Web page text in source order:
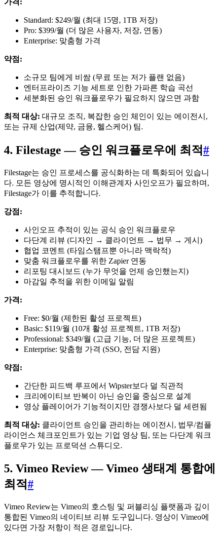
Standard: $249/월 (최대 15명, 1TB 저장)
Pro: $399/월 (더 많은 사용자, 저장, 연동)
Enterprise: 맞춤형 가격
약점:
소규모 팀에게 비쌈 (무료 또는 저가 플랜 없음)
엔터프라이즈 기능 세트로 인한 가파른 학습 곡선
세분화된 승인 워크플로우가 필요하지 않으면 과함
최적 대상: 대규모 조직, 복잡한 승인 체인이 있는 에이전시,
또는 규제 산업(제약, 금융, 헬스케어) 팀.
4. Filestage — 승인 워크플로우에 최적#
Filestage는 승인 프로세스를 공식화하는 데 특화되어 있습니
다. 모든 영상에 명시적인 이해관계자 사인오프가 필요하며,
Filestage가 이를 추적합니다.
강점:
사인오프 추적이 있는 공식 승인 워크플로우
다단계 리뷰 (디자인 → 클라이언트 → 법무 → 게시)
협업 코멘트 (타임스탬프뿐 아니라 맥락적)
맞춤 워크플로우를 위한 Zapier 연동
리포팅 대시보드 (누가 무엇을 언제 승인했는지)
마감일 추적을 위한 이메일 알림
가격:
Free: $0/월 (제한된 활성 프로젝트)
Basic: $119/월 (10개 활성 프로젝트, 1TB 저장)
Professional: $349/월 (고급 기능, 더 많은 프로젝트)
Enterprise: 맞춤형 가격 (SSO, 전담 지원)
약점:
간단한 피드백 루프에서 Wipster보다 덜 직관적
크리에이티브 반복이 아닌 승인을 중심으로 설계
영상 플레이어가 기능적이지만 경쟁사보다 덜 세련됨
최적 대상: 클라이언트 승인을 관리하는 에이전시, 법무/컴플
라이언스 체크포인트가 있는 기업 영상 팀, 또는 다단계 워크
플로우가 있는 프로덕션 스튜디오.
5. Vimeo Review — Vimeo 생태계 통합에
최적#
Vimeo Review는 Vimeo의 호스팅 및 퍼블리싱 플랫폼과 깊이
통합된 Vimeo의 네이티브 리뷰 도구입니다. 영상이 Vimeo에
있다면 가장 저항이 적은 경로입니다.